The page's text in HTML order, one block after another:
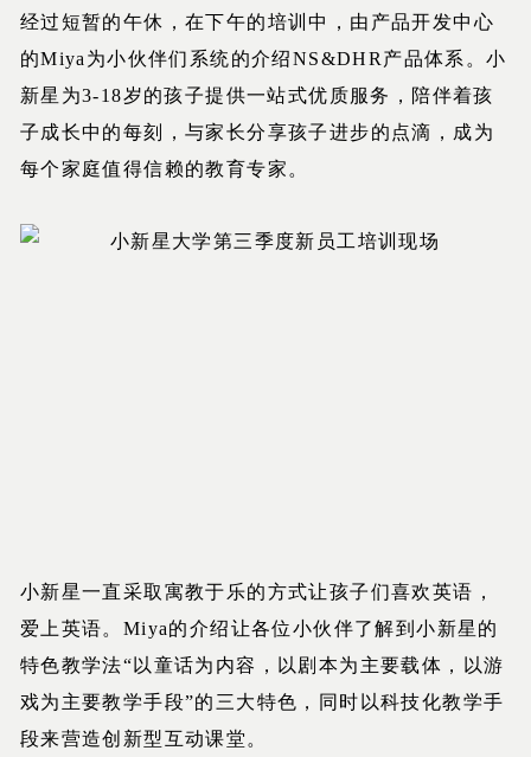
经过短暂的午休，在下午的培训中，由产品开发中心
的Miya为小伙伴们系统的介绍NS&DHR产品体系。小
新星为3-18岁的孩子提供一站式优质服务，陪伴着孩
子成长中的每刻，与家长分享孩子进步的点滴，成为
每个家庭值得信赖的教育专家。
小新星一直采取寓教于乐的方式让孩子们喜欢英语，
爱上英语。Miya的介绍让各位小伙伴了解到小新星的
特色教学法“以童话为内容，以剧本为主要载体，以游
戏为主要教学手段”的三大特色，同时以科技化教学手
段来营造创新型互动课堂。